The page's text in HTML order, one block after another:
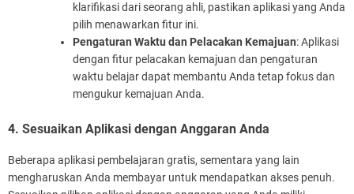
klarifikasi dari seorang ahli, pastikan aplikasi yang Anda
pilih menawarkan fitur ini.
Pengaturan Waktu dan Pelacakan Kemajuan: Aplikasi
dengan fitur pelacakan kemajuan dan pengaturan
waktu belajar dapat membantu Anda tetap fokus dan
mengukur kemajuan Anda.
4. Sesuaikan Aplikasi dengan Anggaran Anda
Beberapa aplikasi pembelajaran gratis, sementara yang lain
mengharuskan Anda membayar untuk mendapatkan akses penuh.